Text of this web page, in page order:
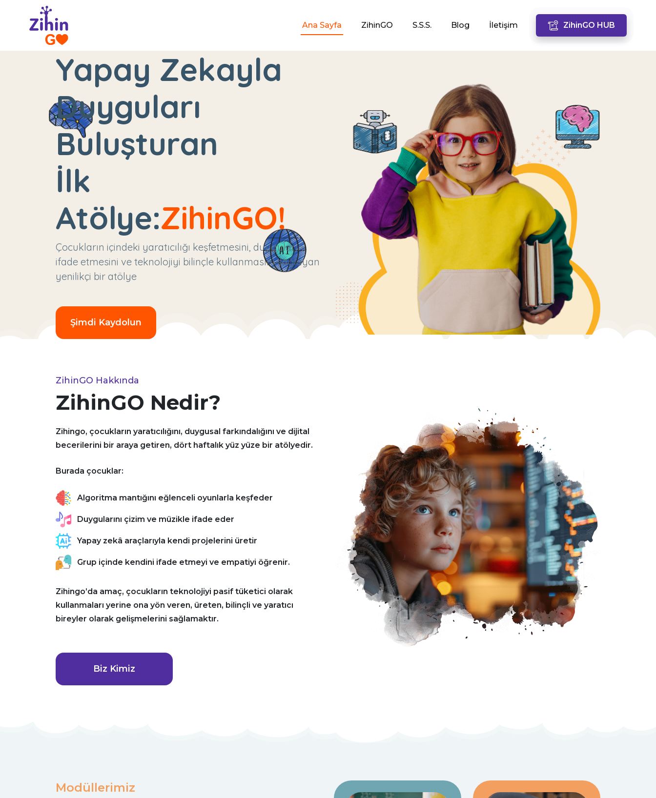
Ana Sayfa ZihinGO S.S.S. Blog İletişim ZihinGO HUB
Yapay Zekayla
Duyguları
Buluşturan
İlk
Atölye:ZihinGO!
Çocukların içindeki yaratıcılığı keşfetmesini, duygularını
ifade etmesini ve teknolojiyi bilinçle kullanmasını sağlayan
yenilikçi bir atölye
Şimdi Kaydolun
ZihinGO Hakkında
ZihinGO Nedir?
Zihingo, çocukların yaratıcılığını, duygusal farkındalığını ve dijital
becerilerini bir araya getiren, dört haftalık yüz yüze bir atölyedir.
Burada çocuklar:
Algoritma mantığını eğlenceli oyunlarla keşfeder
Duygularını çizim ve müzikle ifade eder
Yapay zekâ araçlarıyla kendi projelerini üretir
Grup içinde kendini ifade etmeyi ve empatiyi öğrenir.
Zihingo’da amaç, çocukların teknolojiyi pasif tüketici olarak
kullanmaları yerine ona yön veren, üreten, bilinçli ve yaratıcı
bireyler olarak gelişmelerini sağlamaktır.
Biz Kimiz
Modüllerimiz